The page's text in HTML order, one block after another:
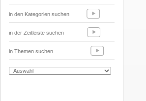
in den Kategorien suchen
in der Zeitleiste suchen
in Themen suchen